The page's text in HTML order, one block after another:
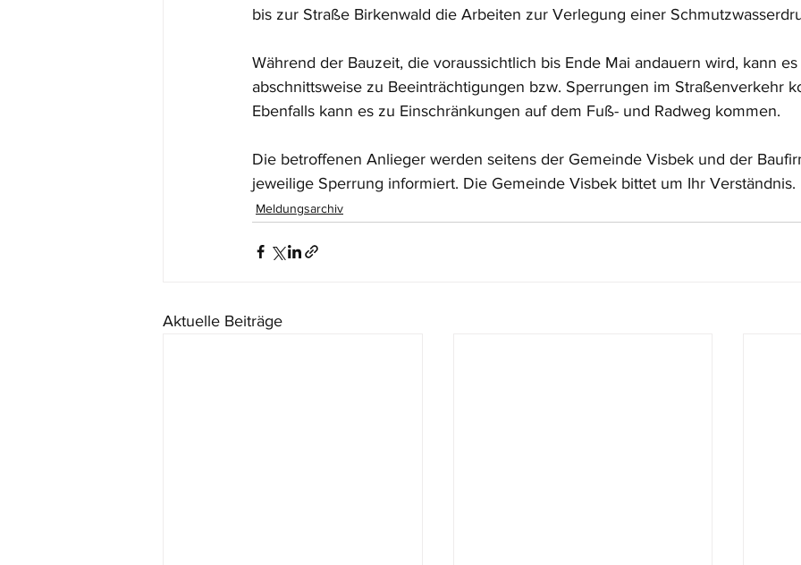
bis zur Straße Birkenwald die Arbeiten zur Verlegung einer
Während der Bauzeit, die voraussichtlich bis Ende Mai andauern wird, kann es
abschnittsweise zu Beeinträchtigungen bzw. Sperrungen im Straßenverkehr
Ebenfalls kann es zu Einschränkungen auf dem Fuß- und Radweg kommen.
Die betroffenen Anlieger werden seitens der Gemeinde Visbek und der
jeweilige Sperrung informiert. Die Gemeinde Visbek bittet um Ihr Verständnis.
Meldungsarchiv
Aktuelle Beiträge